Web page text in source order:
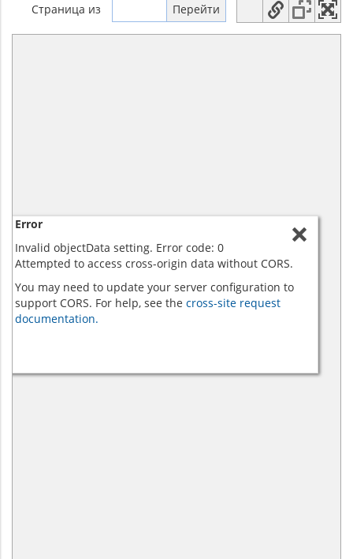
Страница из
Error
Invalid objectData setting. Error code: 0
Attempted to access cross-origin data without CORS.
You may need to update your server configuration to
support CORS. For help, see the cross-site request
documentation.